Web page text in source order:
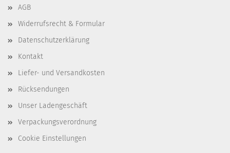
AGB
Widerrufsrecht & Formular
Datenschutzerklärung
Kontakt
Liefer- und Versandkosten
Rücksendungen
Unser Ladengeschäft
Verpackungsverordnung
Cookie Einstellungen